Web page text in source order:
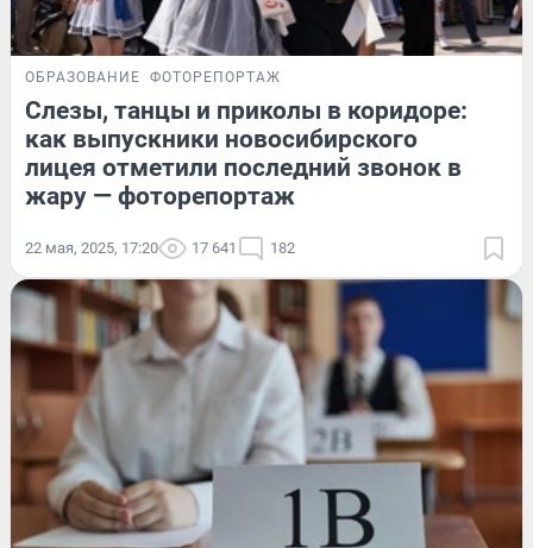
ОБРАЗОВАНИЕ ФОТОРЕПОРТАЖ
Слезы, танцы и приколы в коридоре:
как выпускники новосибирского
лицея отметили последний звонок в
жару — фоторепортаж
22 мая, 2025, 17:20 17 641 182